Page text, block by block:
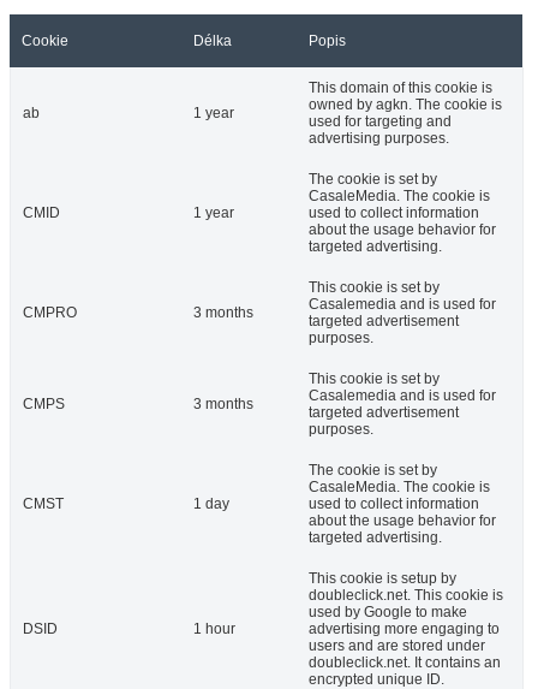
Cookie Délka Popis
ab 1 year
This domain of this cookie is
owned by agkn. The cookie is
used for targeting and
advertising purposes.
CMID 1 year
The cookie is set by
CasaleMedia. The cookie is
used to collect information
about the usage behavior for
targeted advertising.
CMPRO 3 months
This cookie is set by
Casalemedia and is used for
targeted advertisement
purposes.
CMPS 3 months
This cookie is set by
Casalemedia and is used for
targeted advertisement
purposes.
CMST 1 day
The cookie is set by
CasaleMedia. The cookie is
used to collect information
about the usage behavior for
targeted advertising.
DSID 1 hour
This cookie is setup by
doubleclick.net. This cookie is
used by Google to make
advertising more engaging to
users and are stored under
doubleclick.net. It contains an
encrypted unique ID.